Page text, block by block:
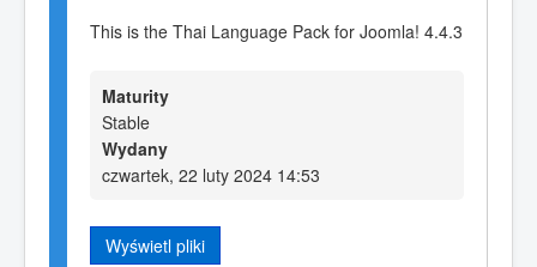
This is the Thai Language Pack for Joomla! 4.4.3
Maturity
Stable
Wydany
czwartek, 22 luty 2024 14:53
Wyświetl pliki